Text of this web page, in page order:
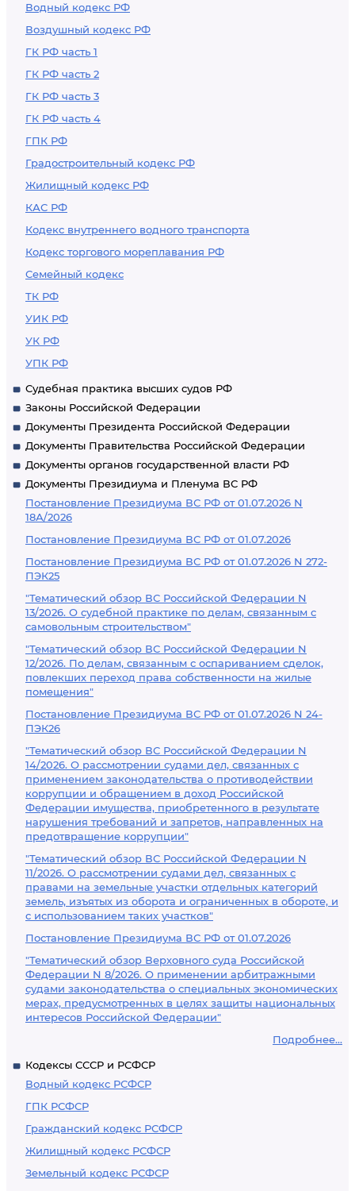
Водный кодекс РФ
Воздушный кодекс РФ
ГК РФ часть 1
ГК РФ часть 2
ГК РФ часть 3
ГК РФ часть 4
ГПК РФ
Градостроительный кодекс РФ
Жилищный кодекс РФ
КАС РФ
Кодекс внутреннего водного транспорта
Кодекс торгового мореплавания РФ
Семейный кодекс
ТК РФ
УИК РФ
УК РФ
УПК РФ
Судебная практика высших судов РФ
Законы Российской Федерации
Документы Президента Российской Федерации
Документы Правительства Российской Федерации
Документы органов государственной власти РФ
Документы Президиума и Пленума ВС РФ
Постановление Президиума ВС РФ от 01.07.2026 N
18А/2026
Постановление Президиума ВС РФ от 01.07.2026
Постановление Президиума ВС РФ от 01.07.2026 N 272-
ПЭК25
"Тематический обзор ВС Российской Федерации N
13/2026. О судебной практике по делам, связанным с
самовольным строительством"
"Тематический обзор ВС Российской Федерации N
12/2026. По делам, связанным с оспариванием сделок,
повлекших переход права собственности на жилые
помещения"
Постановление Президиума ВС РФ от 01.07.2026 N 24-
ПЭК26
"Тематический обзор ВС Российской Федерации N
14/2026. О рассмотрении судами дел, связанных с
применением законодательства о противодействии
коррупции и обращением в доход Российской
Федерации имущества, приобретенного в результате
нарушения требований и запретов, направленных на
предотвращение коррупции"
"Тематический обзор ВС Российской Федерации N
11/2026. О рассмотрении судами дел, связанных с
правами на земельные участки отдельных категорий
земель, изъятых из оборота и ограниченных в обороте, и
с использованием таких участков"
Постановление Президиума ВС РФ от 01.07.2026
"Тематический обзор Верховного суда Российской
Федерации N 8/2026. О применении арбитражными
судами законодательства о специальных экономических
мерах, предусмотренных в целях защиты национальных
интересов Российской Федерации"
Подробнее...
Кодексы СССР и РСФСР
Водный кодекс РСФСР
ГПК РСФСР
Гражданский кодекс РСФСР
Жилищный кодекс РСФСР
Земельный кодекс РСФСР